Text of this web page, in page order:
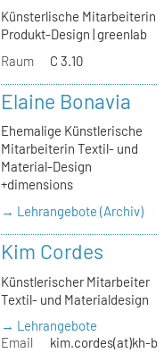
Künsterlische Mitarbeiterin
Produkt-Design | greenlab
Raum
C 3.10
Elaine Bonavia
Ehemalige Künstlerische
Mitarbeiterin Textil- und
Material-Design
+dimensions
→ Lehrangebote (Archiv)
Kim Cordes
Künstlerischer Mitarbeiter
Textil- und Materialdesign
→ Lehrangebote
Email
kim.cordes(at)kh-